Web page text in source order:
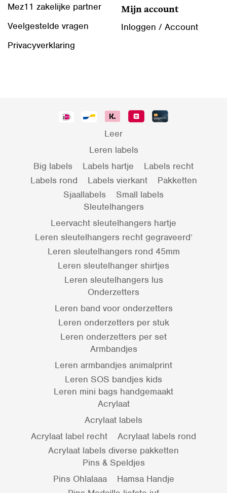
Mez11 zakelijke partner
Veelgestelde vragen
Privacyverklaring
Mijn account
Inloggen / Account
Leer
Leren labels
Big labels
Labels hartje
Labels recht
Labels rond
Labels vierkant
Pakketten
Sjaallabels
Small labels
Sleutelhangers
Leervacht sleutelhangers hartje
Leren sleutelhangers recht gegraveerd’
Leren sleutelhangers rond 45mm
Leren sleutelhanger shirtjes
Leren sleutelhangers lus
Onderzetters
Leren band voor onderzetters
Leren onderzetters per stuk
Leren onderzetters per set
Armbandjes
Leren armbandjes animalprint
Leren SOS bandjes kids
Leren mini bags handgemaakt
Acrylaat
Acrylaat labels
Acrylaat label recht
Acrylaat labels rond
Acrylaat labels diverse pakketten
Pins & Speldjes
Pins Ohlalaaa
Hamsa Handje